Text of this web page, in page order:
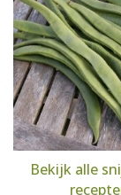
Bekijk alle